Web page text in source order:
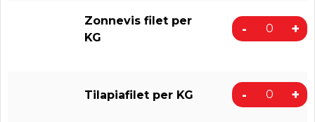
Zonnevis filet per
KG
- +
Tilapiafilet per KG - +